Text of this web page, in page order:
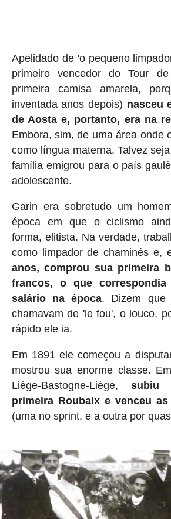
Apelidado de 'o pequeno
primeiro vencedor do Tour
primeira camisa amarela,
inventada anos depois) nasceu
de Aosta e, portanto, era na
Embora, sim, de uma área onde
como língua materna. Talvez
família emigrou para o país
adolescente.
Garin era sobretudo um
época em que o ciclismo
forma, elitista. Na verdade,
como limpador de chaminés e,
anos, comprou sua primeira
francos, o que
salário na época. Dizem que
chamavam de 'le fou', o louco,
rápido ele ia.
Em 1891 ele começou a
mostrou sua enorme classe.
Liège-Bastogne-Liège, subiu
primeira Roubaix e venceu
(uma no sprint, e a outra por